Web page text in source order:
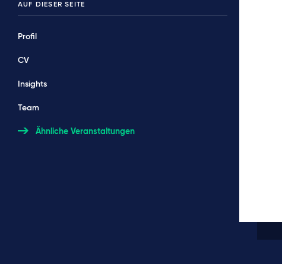
AUF DIESER SEITE
Profil
CV
Insights
Team
Ähnliche Veranstaltungen